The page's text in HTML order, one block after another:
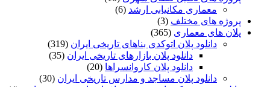
معماری مکانیابی ارشد (6)
پروژه های مختلف (3)
پلان های معماری (365)
دانلود پلان اتوکدی بناهای تاریخی ایران (319)
دانلود پلان بازارهای تاریخی ایران (35)
دانلود پلان کاروانسراها (20)
دانلود پلان مساجد و مدارس تاریخی ایران (30)